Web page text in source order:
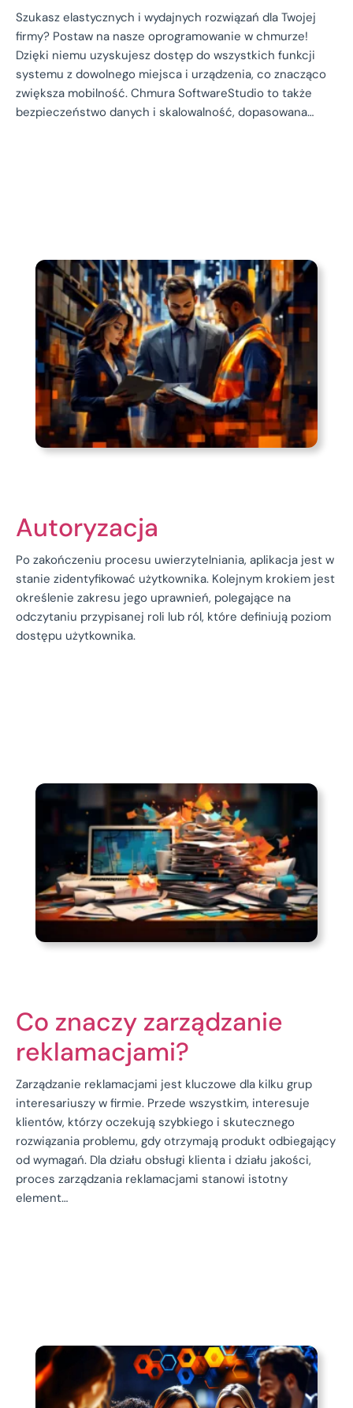
Szukasz elastycznych i wydajnych rozwiązań dla Twojej
firmy? Postaw na nasze oprogramowanie w chmurze!
Dzięki niemu uzyskujesz dostęp do wszystkich funkcji
systemu z dowolnego miejsca i urządzenia, co znacząco
zwiększa mobilność. Chmura SoftwareStudio to także
bezpieczeństwo danych i skalowalność, dopasowana…
Autoryzacja
Po zakończeniu procesu uwierzytelniania, aplikacja jest w
stanie zidentyfikować użytkownika. Kolejnym krokiem jest
określenie zakresu jego uprawnień, polegające na
odczytaniu przypisanej roli lub ról, które definiują poziom
dostępu użytkownika.
Co znaczy zarządzanie
reklamacjami?
Zarządzanie reklamacjami jest kluczowe dla kilku grup
interesariuszy w firmie. Przede wszystkim, interesuje
klientów, którzy oczekują szybkiego i skutecznego
rozwiązania problemu, gdy otrzymają produkt odbiegający
od wymagań. Dla działu obsługi klienta i działu jakości,
proces zarządzania reklamacjami stanowi istotny
element…